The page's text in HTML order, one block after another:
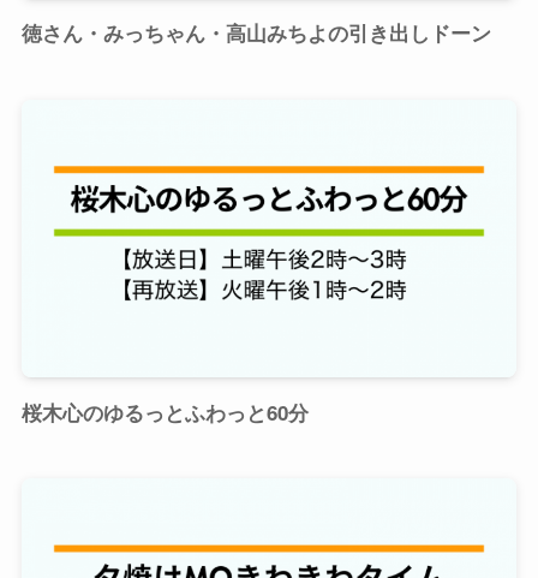
徳さん・みっちゃん・高山みちよの引き出しドーン
桜木心のゆるっとふわっと60分